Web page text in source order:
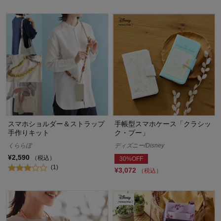
スマホショルダー＆ストラップ
手作りキット
くららぼ
¥2,590
（税込）
(1)
手帳型スマホケース「クラシッ
ク・プー」
ディズニー/Disney
30%OFF
¥3,072 （税込）